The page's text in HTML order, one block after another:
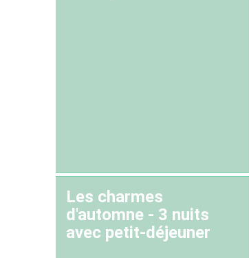
Les charmes
d'automne - 3 nuits
avec petit-déjeuner